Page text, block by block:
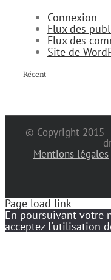
Connexion
Flux des
Flux des
Site de
Récent
© Copyright 2015 -
Mentions légales
Page load link
En poursuivant votre
acceptez l'utilisation